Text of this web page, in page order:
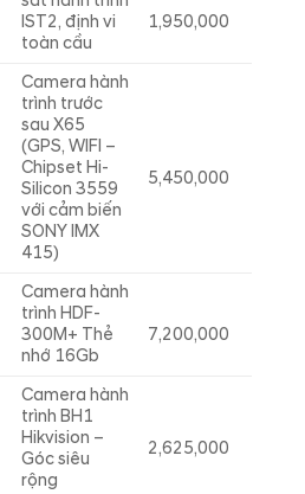
IST2, định vi
toàn cầu
1,950,000
Camera hành
trình trước
sau X65
(GPS, WIFI –
Chipset Hi-
Silicon 3559
với cảm biến
SONY IMX
415)
5,450,000
Camera hành
trình HDF-
300M+ Thẻ
nhớ 16Gb
7,200,000
Camera hành
trình BH1
Hikvision –
Góc siêu
rộng
2,625,000